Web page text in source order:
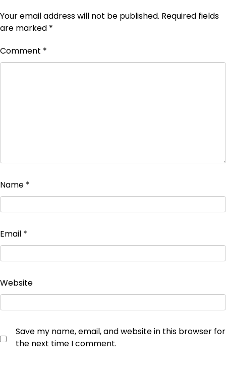
Your email address will not be published. Required fields
are marked *
Comment *
Name *
Email *
Website
Save my name, email, and website in this browser for
the next time I comment.